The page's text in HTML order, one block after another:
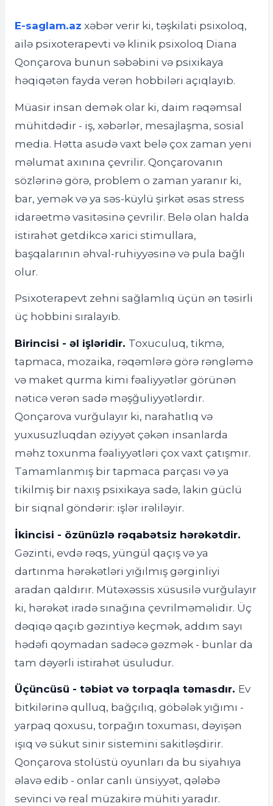
E-saglam.az xəbər verir ki, təşkilati psixoloq,
ailə psixoterapevti və klinik psixoloq Diana
Qonçarova bunun səbəbini və psixikaya
həqiqətən fayda verən hobbiləri açıqlayıb.
Müasir insan demək olar ki, daim rəqəmsal
mühitdədir - iş, xəbərlər, mesajlaşma, sosial
media. Hətta asudə vaxt belə çox zaman yeni
məlumat axınına çevrilir. Qonçarovanın
sözlərinə görə, problem o zaman yaranır ki,
bar, yemək və ya səs-küylü şirkət əsas stress
idarəetmə vasitəsinə çevrilir. Belə olan halda
istirahət getdikcə xarici stimullara,
başqalarının əhval-ruhiyyəsinə və pula bağlı
olur.
Psixoterapevt zehni sağlamlıq üçün ən təsirli
üç hobbini sıralayıb.
Birincisi - əl işləridir. Toxuculuq, tikmə,
tapmaca, mozaika, rəqəmlərə görə rəngləmə
və maket qurma kimi fəaliyyətlər görünən
nəticə verən sadə məşğuliyyətlərdir.
Qonçarova vurğulayır ki, narahatlıq və
yuxusuzluqdan əziyyət çəkən insanlarda
məhz toxunma fəaliyyətləri çox vaxt çatışmır.
Tamamlanmış bir tapmaca parçası və ya
tikilmiş bir naxış psixikaya sadə, lakin güclü
bir siqnal göndərir: işlər irəliləyir.
İkincisi - özünüzlə rəqabətsiz hərəkətdir.
Gəzinti, evdə rəqs, yüngül qaçış və ya
dartınma hərəkətləri yığılmış gərginliyi
aradan qaldırır. Mütəxəssis xüsusilə vurğulayır
ki, hərəkət iradə sınağına çevrilməməlidir. Üç
dəqiqə qaçıb gəzintiyə keçmək, addım sayı
hədəfi qoymadan sadəcə gəzmək - bunlar da
tam dəyərli istirahət üsuludur.
Üçüncüsü - təbiət və torpaqla təmasdır. Ev
bitkilərinə qulluq, bağçılıq, göbələk yığımı -
yarpaq qoxusu, torpağın toxuması, dəyişən
işıq və sükut sinir sistemini sakitləşdirir.
Qonçarova stolüstü oyunları da bu siyahıya
əlavə edib - onlar canlı ünsiyyət, qələbə
sevinci və real müzakirə mühiti yaradır.